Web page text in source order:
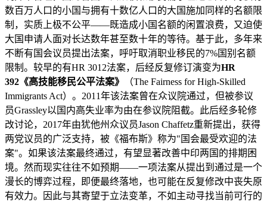
数百万人口的小国与拥有十数亿人口的大国施加同样的名额限
制，实质上极不公平——既造成小国名额的闲置浪费，又迫使
大国申请人面对长达数年甚至数十年的等待。基于此，多年来
不断有国会议员提出法案，呼吁取消职业移民的7%国别名额
限制。较早的有HR 3012法案，后经反复修订演变为HR
392《高技能移民公平法案》
（The Fairness for High-Skilled
Immigrants Act）。2011年该法案曾在众议院通过，但被参议
员Grassley以国内高失业率为由在参议院阻截。此后经多轮修
改讨论，2017年由犹他州众议员Jason Chaffetz重新提出，获得
两党议员的广泛支持，被《福布斯》称为"国会最受欢迎的法
案"。如果该法案最终通过，有望显著改善中印两国的排期困
境。然而现实往往不如预期——一项法案从提出到通过是一个
漫长的博弈过程，即便最终落地，也可能在反复修改中丧失原
有效力。因此与其寄望于立法变革，不如主动寻找当前可行的